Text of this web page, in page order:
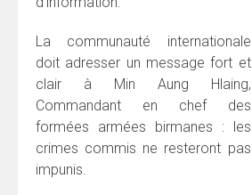
La communauté internationale
doit adresser un message fort et
clair à Min Aung Hlaing,
Commandant en chef des
formées armées birmanes : les
crimes commis ne resteront pas
impunis.